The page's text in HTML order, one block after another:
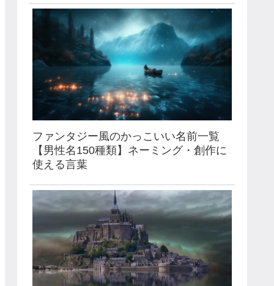
ファンタジー風のかっこいい名前一覧
【男性名150種類】ネーミング・創作に
使える言葉